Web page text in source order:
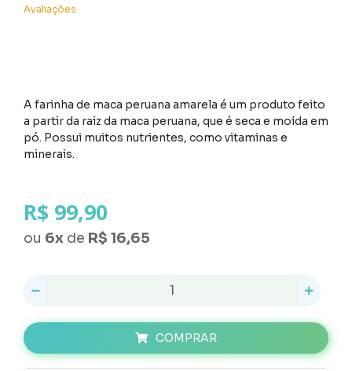
Avaliações
A farinha de maca peruana amarela é um produto feito
a partir da raiz da maca peruana, que é seca e moída em
pó. Possui muitos nutrientes, como vitaminas e
minerais.
R$ 99,90
ou 6x de R$ 16,65
COMPRAR